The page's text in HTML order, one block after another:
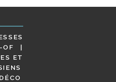
OF
ET
DÉCO